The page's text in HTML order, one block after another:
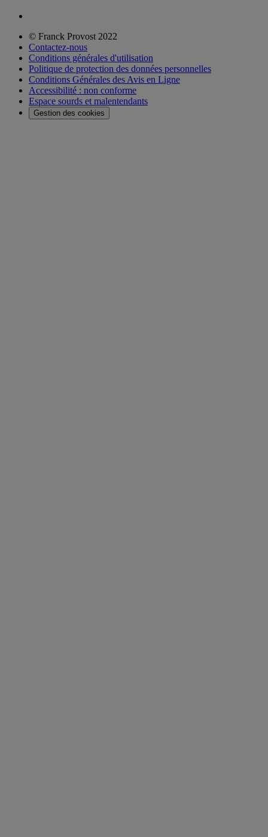
© Franck Provost 2022
Contactez-nous
Conditions générales d'utilisation
Politique de protection des données personnelles
Conditions Générales des Avis en Ligne
Accessibilité : non conforme
Espace sourds et malentendants
Gestion des cookies